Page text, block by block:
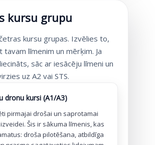
kursu grupu
kursu grupas. Izvēlies to,
tavam līmenim un mērķim. Ja
sāc ar iesācēju līmeni un
uz A2 vai STS.
dronu kursi (A1/A3)
pirmajai drošai un saprotamai
Šis ir sākuma līmenis, kas
droša pilotēšana, atbildīga